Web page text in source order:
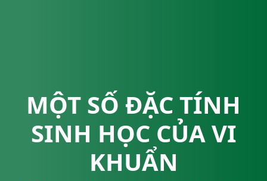
MỘT SỐ ĐẶC TÍNH
SINH HỌC CỦA VI
KHUẨN